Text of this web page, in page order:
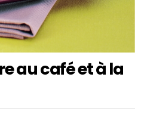
au café et à la